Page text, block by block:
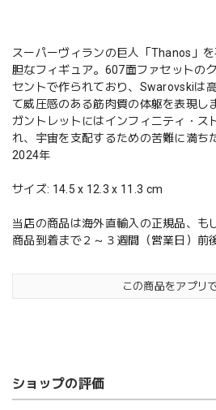
スーパーヴィランの巨人「Thanos」
胆なフィギュア。607面ファセットの
セントで作られており、Swarovskiは
て威圧感のある筋肉質の体躯を表現し
ガントレットにはインフィニティ・ス
れ、宇宙を支配するための苦難に満ち
2024年
サイズ: 14.5 x 12.3 x 11.3 cm
当店の商品は海外直輸入の正規品、も
商品到着まで２～３週間（営業日）前
この商品をアプリ
ショップの評価